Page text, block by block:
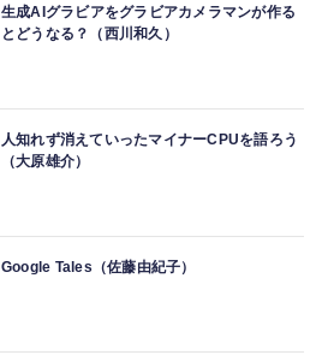
生成AIグラビアをグラビアカメラマンが作る
とどうなる？（西川和久）
人知れず消えていったマイナーCPUを語ろう
（大原雄介）
Google Tales（佐藤由紀子）